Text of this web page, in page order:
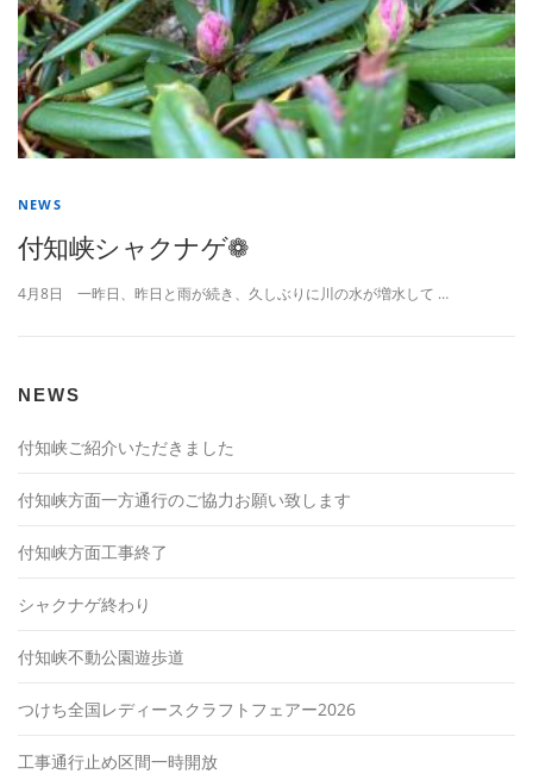
NEWS
付知峡シャクナゲ❁
4月8日 一昨日、昨日と雨が続き、久しぶりに川の水が増水して …
NEWS
付知峡ご紹介いただきました
付知峡方面一方通行のご協力お願い致します
付知峡方面工事終了
シャクナゲ終わり
付知峡不動公園遊歩道
つけち全国レディースクラフトフェアー2026
工事通行止め区間一時開放